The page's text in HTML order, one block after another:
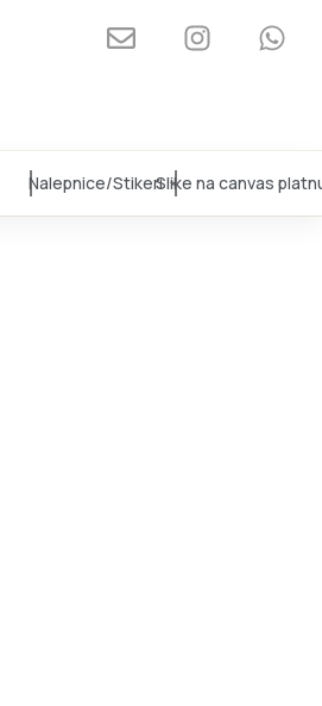
Nalepnice/StikeriSlike na canvas